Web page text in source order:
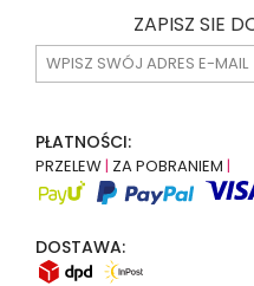
ZAPISZ SIE
PŁATNOŚCI:
PRZELEW| ZA POBRANIEM |
DOSTAWA: